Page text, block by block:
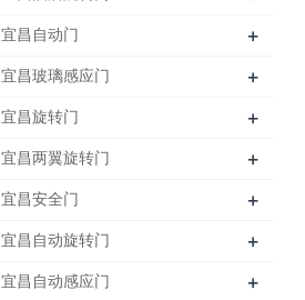
宜昌自动门 +
宜昌玻璃感应门 +
宜昌旋转门 +
宜昌两翼旋转门 +
宜昌安全门 +
宜昌自动旋转门 +
宜昌自动感应门 +